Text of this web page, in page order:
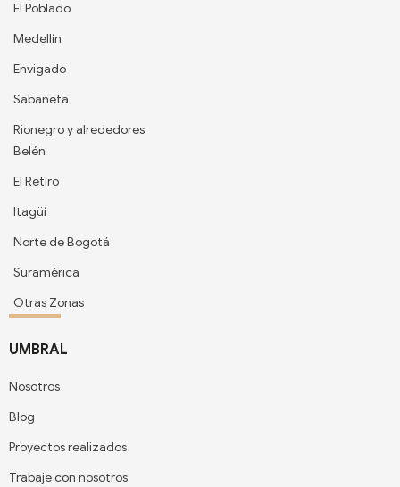
El Poblado
Medellín
Envigado
Sabaneta
Rionegro y alrededores
Belén
El Retiro
Itagüí
Norte de Bogotá
Suramérica
Otras Zonas
UMBRAL
Nosotros
Blog
Proyectos realizados
Trabaje con nosotros